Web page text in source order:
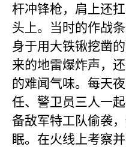
杆冲锋枪，肩上还
头上。当时的作战
身于用大铁锹挖凿
来的地雷爆炸声，
的难闻气味。每天
任、警卫员三人一
备敌军特工队偷袭
眠。在火线上考察